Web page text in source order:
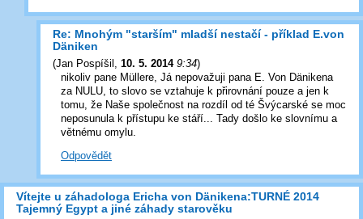
Re: Mnohým "starším" mladší nestačí - příklad E.von
Däniken
(Jan Pospíšil 10. 5. 2014 9:34)
nikoliv pane Müllere, Já nepovažuji pana E. Von Dänikena
za NULU, to slovo se vztahuje k přirovnání pouze a jen k
tomu, že Naše společnost na rozdíl od té Švýcarské se moc
neposunula k přístupu ke stáří... Tady došlo ke slovnímu a
větnému omylu.
Odpovědět
Vítejte u záhadologa Ericha von Dänikena:TURNÉ 2014
Tajemný Egypt a jiné záhady starověku